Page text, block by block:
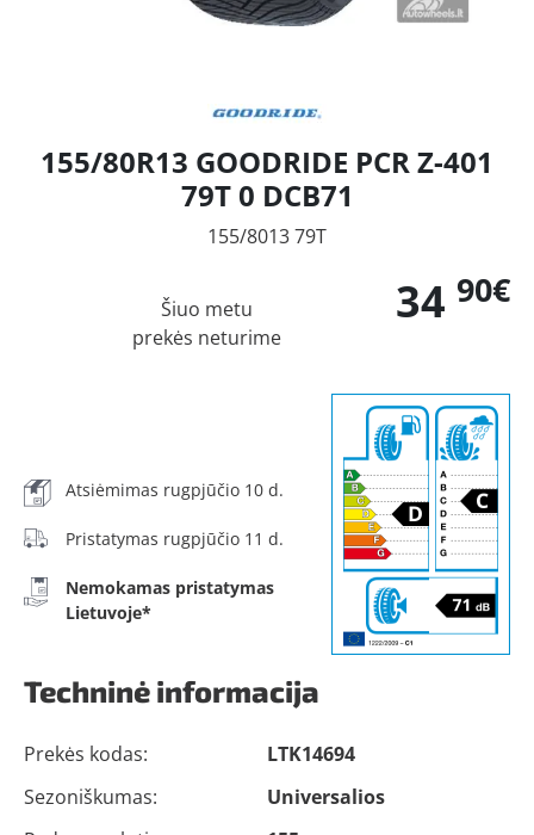
155/80R13 GOODRIDE PCR Z-401
79T 0 DCB71
155/8013 79T
34 90€
Šiuo metu
prekės neturime
Atsiėmimas rugpjūčio 10 d.
Pristatymas rugpjūčio 11 d.
Nemokamas pristatymas
Lietuvoje*
Techninė informacija
Prekės kodas:
LTK14694
Sezoniškumas:
Universalios